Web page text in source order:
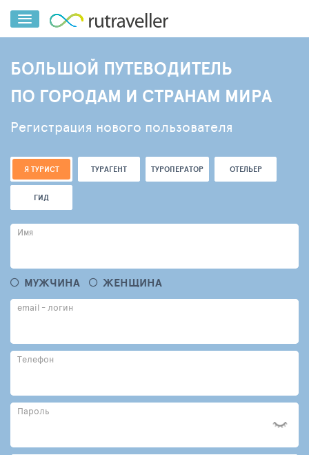
БОЛЬШОЙ ПУТЕВОДИТЕЛЬ
ПО ГОРОДАМ И СТРАНАМ МИРА
Регистрация нового пользователя
Я ТУРИСТ ТУРАГЕНТ ТУРОПЕРАТОР ОТЕЛЬЕР
ГИД
Имя
МУЖЧИНА ЖЕНЩИНА
email - логин
Телефон
Пароль